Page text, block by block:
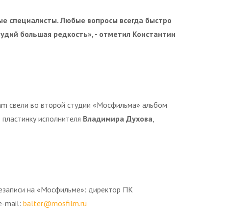
специалисты. Любые вопросы всегда быстро
большая редкость», - отметил Константин
свели во второй студии «Мосфильма» альбом
исполнителя Владимира Духова
на «Мосфильме»: директор ПК
mail: balter@mosfilm.ru